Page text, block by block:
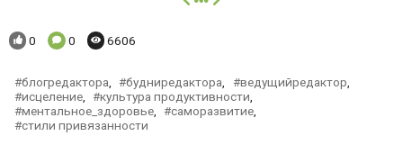
Понравилось:
0 Комментариев:
0 Просмотров:
6606
блогредактора будниредактора ведущийредактор
исцеление, культура продуктивности
ментальное_здоровье, саморазвитие
стили привязанности